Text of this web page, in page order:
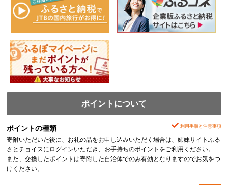
ポイントについて
ポイントの種類 利用手順と注意事項
寄附いただいた後に、お礼の品をお申し込みいただく場合は、姉妹サイトふる
さとチョイスにログインいただき、お手持ちのポイントをご利用ください。
また、交換したポイントは寄附した自治体でのみ有効となりますのでお気をつ
けください。